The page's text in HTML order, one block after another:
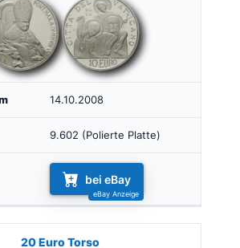
14.10.2008
9.602 (Polierte Platte)
bei eBay
20 Euro Torso